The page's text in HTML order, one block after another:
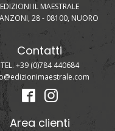
EDIZIONI IL MAESTRALE
28 - 08100, NUORO
Contatti
TEL. +39 (0)784 440684
Area clienti